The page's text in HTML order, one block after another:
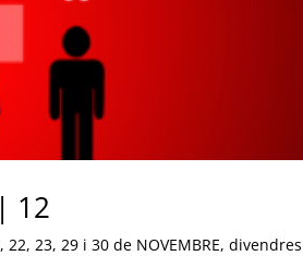
12
23, 29 i 30 de NOVEMBRE,